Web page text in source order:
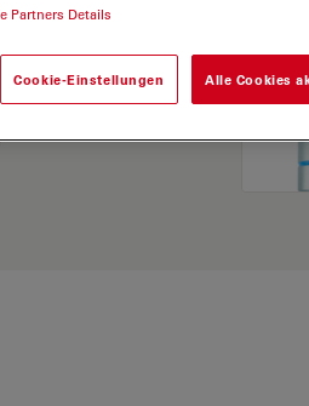
Sie
Partners Details
Cookie-Einstellungen Alle Cookies